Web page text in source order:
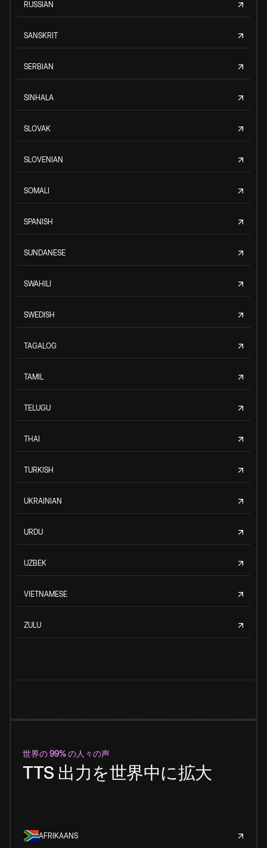
RUSSIAN
SANSKRIT
SERBIAN
SINHALA
SLOVAK
SLOVENIAN
SOMALI
SPANISH
SUNDANESE
SWAHILI
SWEDISH
TAGALOG
TAMIL
TELUGU
THAI
TURKISH
UKRAINIAN
URDU
UZBEK
VIETNAMESE
ZULU
世界の 99% の人々の声
TTS 出力を世界中に拡大
AFRIKAANS